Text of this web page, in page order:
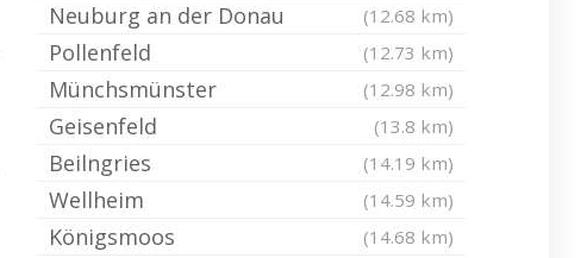
Neuburg an der Donau (12.68 km)
Pollenfeld (12.73 km)
Münchsmünster (12.98 km)
Geisenfeld (13.8 km)
Beilngries (14.19 km)
Wellheim (14.59 km)
Königsmoos (14.68 km)